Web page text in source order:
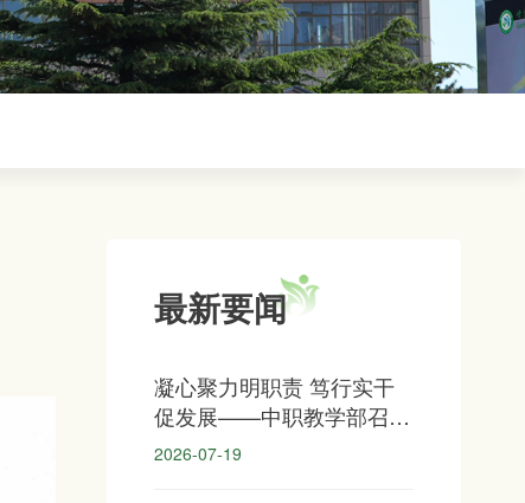
最新要闻
凝心聚力明职责 笃行实干
促发展——中职教学部召开
全体教职工大会
2026-07-19